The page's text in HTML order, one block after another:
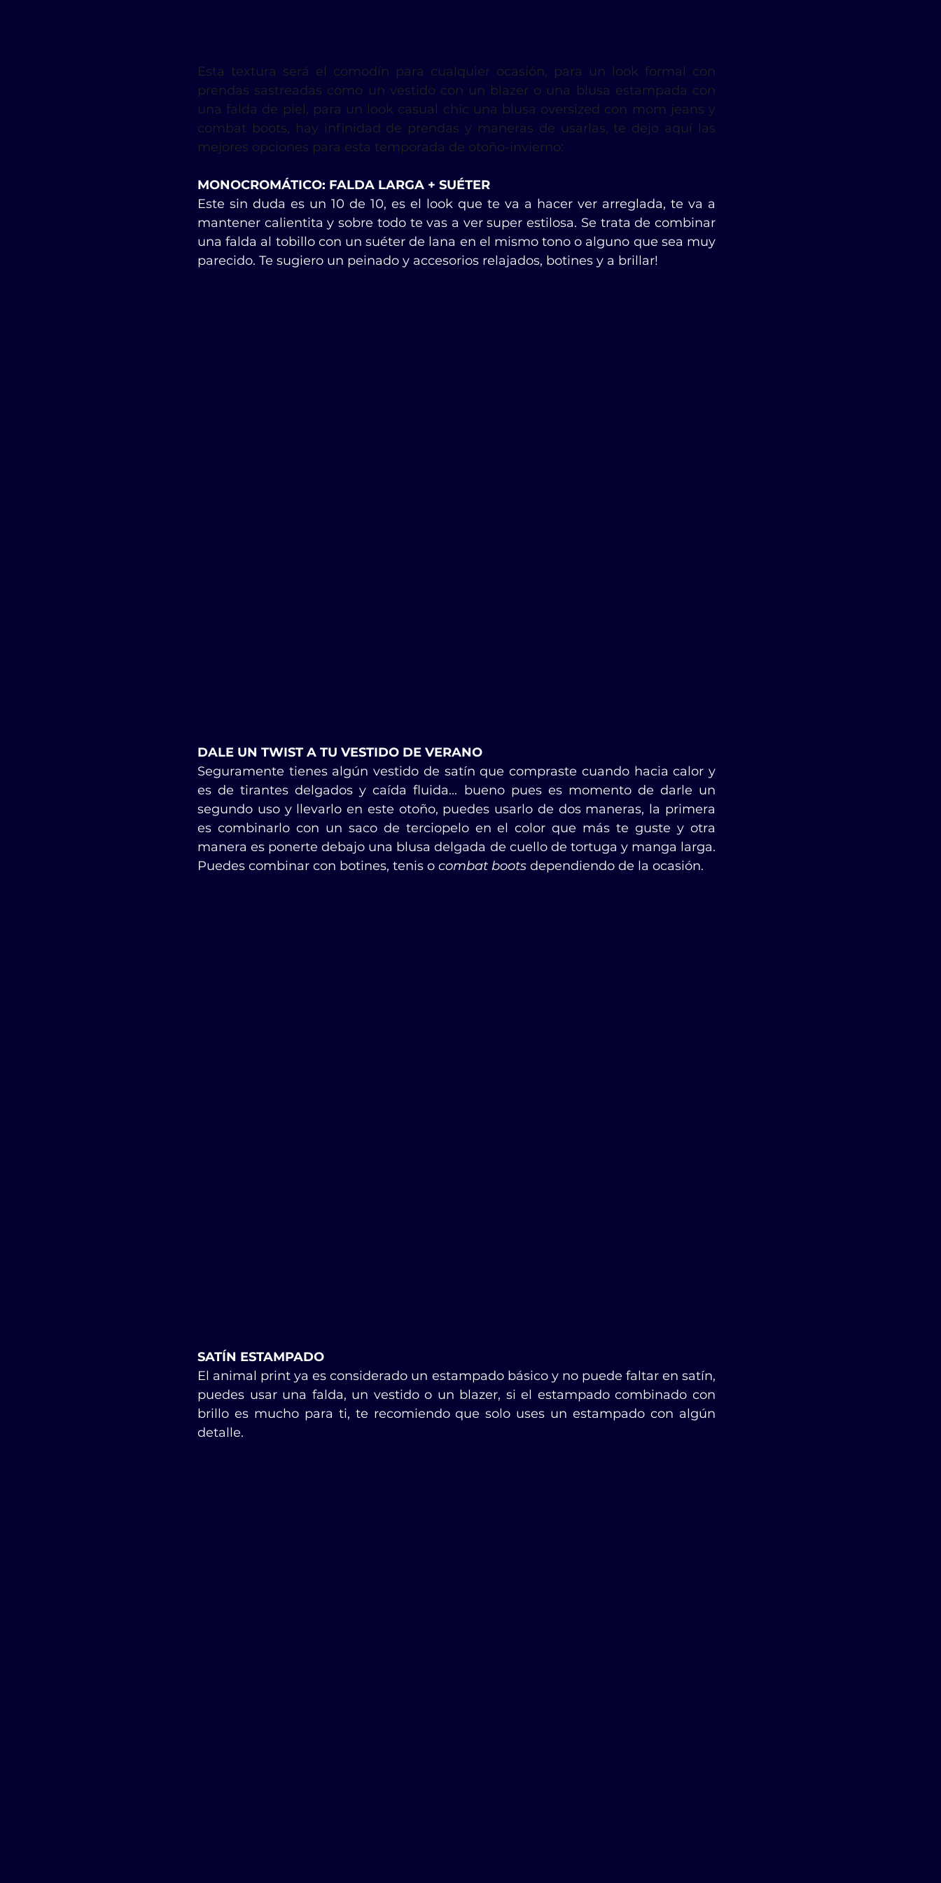
Esta textura será el comodín para cualquier ocasión, para un look formal con
prendas sastreadas como un vestido con un blazer o una blusa estampada con
una falda de piel, para un look casual chic una blusa oversized con mom jeans y
combat boots, hay infinidad de prendas y maneras de usarlas, te dejo aquí las
mejores opciones para esta temporada de otoño-invierno:
MONOCROMÁTICO: FALDA LARGA + SUÉTER
Este sin duda es un 10 de 10, es el look que te va a hacer ver arreglada, te va a
mantener calientita y sobre todo te vas a ver super estilosa. Se trata de combinar
una falda al tobillo con un suéter de lana en el mismo tono o alguno que sea muy
parecido. Te sugiero un peinado y accesorios relajados, botines y a brillar!
DALE UN TWIST A TU VESTIDO DE VERANO
Seguramente tienes algún vestido de satín que compraste cuando hacia calor y
es de tirantes delgados y caída fluida... bueno pues es momento de darle un
segundo uso y llevarlo en este otoño, puedes usarlo de dos maneras, la primera
es combinarlo con un saco de terciopelo en el color que más te guste y otra
manera es ponerte debajo una blusa delgada de cuello de tortuga y manga larga.
Puedes combinar con botines, tenis o combat boots dependiendo de la ocasión.
SATÍN ESTAMPADO
El animal print ya es considerado un estampado básico y no puede faltar en satín,
puedes usar una falda, un vestido o un blazer, si el estampado combinado con
brillo es mucho para ti, te recomiendo que solo uses un estampado con algún
detalle.